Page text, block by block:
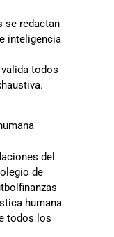
se redactan
inteligencia
todos
del
de
humana
todos los